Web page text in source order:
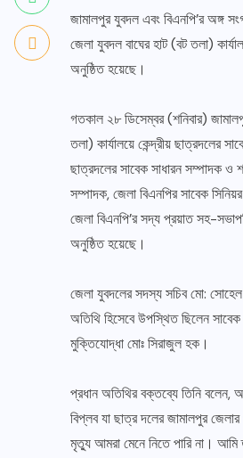
জামালপুর যুবদল এবং বিএনপি’র অঙ্গ
জেলা যুবদল বাঘের হাট (বট তলা)
অনুষ্ঠিত হয়েছে।
গতকাল ২৮ ডিসেম্বর (শনিবার)
তলা) কার্যালয়ে কেন্দ্রীয় ছাত্রদলের
ছাত্রদলের সাবেক সাধারন সম্পাদক ও
সম্পাদক, জেলা বিএনপির সাবেক
জেলা বিএনপি’র সদ্য প্রয়াত সহ-
অনুষ্ঠিত হয়েছে।
জেলা যুবদলের সদস্য সচিব মো: সোহেল
অতিথি হিসেবে উপস্থিত ছিলেন সাবেক
মুক্তিযোদ্ধা মোঃ সিরাজুল হক।
প্রধান অতিথির বক্তব্যে তিনি বলেন,
বিপ্লব যা ছাত্র দলের জামালপুর
মৃত্যু আমরা মেনে নিতে পারি না। আমি